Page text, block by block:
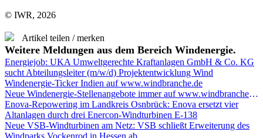
© IWR, 2026
Artikel teilen / merken
Weitere Meldungen aus dem Bereich Windenergie.
Energiejob: UKA Umweltgerechte Kraftanlagen GmbH & Co. KG
sucht Abteilungsleiter (m/w/d) Projektentwicklung Wind
Windenergie-Ticker Indien auf www.windbranche.de
Neue Windenergie-Stellenangebote immer auf www.windbranche.de/jobs
Enova-Repowering im Landkreis Osnbrück: Enova ersetzt vier
Altanlagen durch drei Enercon-Windturbinen E-138
Neue VSB-Windturbinen am Netz: VSB schließt Erweiterung des
Windparks Vockenrod in Hessen ab